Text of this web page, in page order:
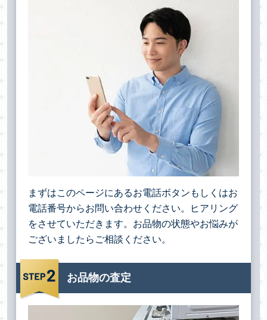
まずはこのページにあるお電話ボタンもしくはお
電話番号からお問い合わせください。ヒアリング
をさせていただきます。お品物の状態やお悩みが
ございましたらご相談ください。
お品物の査定